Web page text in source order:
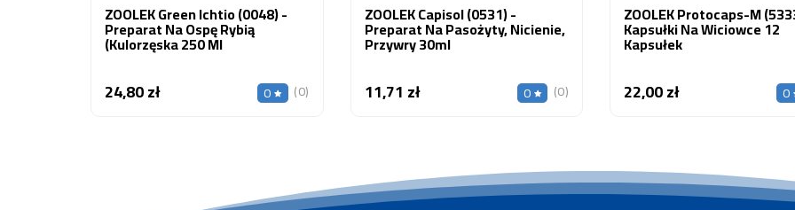
ZOOLEK Green Ichtio (0048) -
Preparat Na Ospę Rybią
(kulorzęska 250 Ml
24,80 złCena 0 (0)
ZOOLEK Capisol (0531) -
Preparat Na Pasożyty, Nicienie,
Przywry 30ml
11,71 złCena 0 (0)
ZOOLEK Protocaps-M
Kapsułki Na Wiciowce 12
Kapsułek
22,00 złCena 0